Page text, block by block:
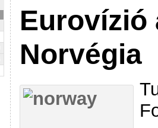
Eurovízió
Norvégia